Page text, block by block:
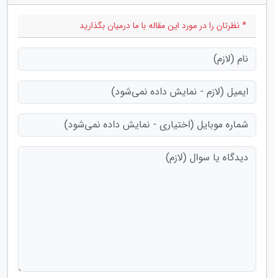
* نظرتان را در مورد این مقاله با ما درمیان بگذارید